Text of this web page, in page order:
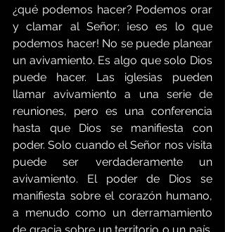
¿qué podemos hacer? Podemos orar
y clamar al Señor; ¡eso es lo que
podemos hacer! No se puede planear
un avivamiento. Es algo que solo Dios
puede hacer. Las iglesias pueden
llamar avivamiento a una serie de
reuniones, pero es una conferencia
hasta que Dios se manifiesta con
poder. Solo cuando el Señor nos visita
puede ser verdaderamente un
avivamiento. El poder de Dios se
manifiesta sobre el corazón humano,
a menudo como un derramamiento
de gracia sobre un territorio o un país.